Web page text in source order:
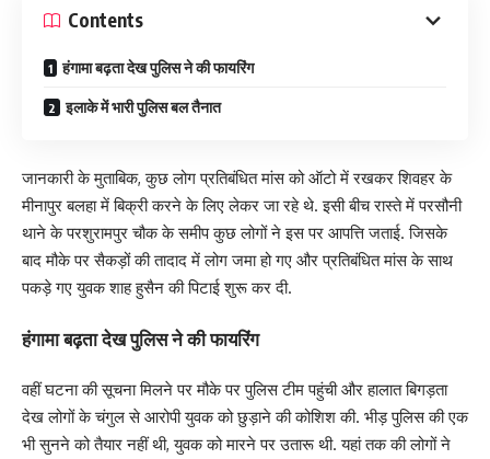
Contents
हंगामा बढ़ता देख पुलिस ने की फायरिंग
इलाके में भारी पुलिस बल तैनात
जानकारी के मुताबिक, कुछ लोग प्रतिबंधित मांस को ऑटो में रखकर शिवहर के
मीनापुर बलहा में बिक्री करने के लिए लेकर जा रहे थे. इसी बीच रास्ते में परसौनी
थाने के परशुरामपुर चौक के समीप कुछ लोगों ने इस पर आपत्ति जताई. जिसके
बाद मौके पर सैकड़ों की तादाद में लोग जमा हो गए और प्रतिबंधित मांस के साथ
पकड़े गए युवक शाह हुसैन की पिटाई शुरू कर दी.
हंगामा बढ़ता देख पुलिस ने की फायरिंग
वहीं घटना की सूचना मिलने पर मौके पर पुलिस टीम पहुंची और हालात बिगड़ता
देख लोगों के चंगुल से आरोपी युवक को छुड़ाने की कोशिश की. भीड़ पुलिस की एक
भी सुनने को तैयार नहीं थी, युवक को मारने पर उतारू थी. यहां तक की लोगों ने